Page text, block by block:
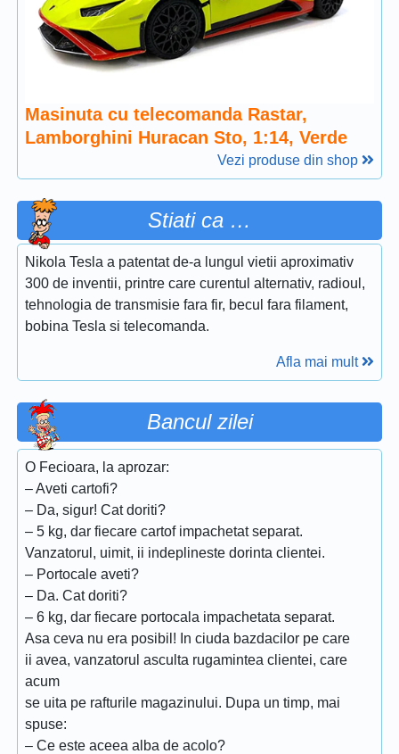
Masinuta cu telecomanda Rastar,
Lamborghini Huracan Sto, 1:14, Verde
Vezi produse din shop
Stiati ca …
Nikola Tesla a patentat de-a lungul vietii aproximativ
300 de inventii, printre care curentul alternativ, radioul,
tehnologia de transmisie fara fir, becul fara filament,
bobina Tesla si telecomanda.
Afla mai mult
Bancul zilei
O Fecioara, la aprozar:
– Aveti cartofi?
– Da, sigur! Cat doriti?
– 5 kg, dar fiecare cartof impachetat separat.
Vanzatorul, uimit, ii indeplineste dorinta clientei.
– Portocale aveti?
– Da. Cat doriti?
– 6 kg, dar fiecare portocala impachetata separat.
Asa ceva nu era posibil! In ciuda bazdacilor pe care
ii avea, vanzatorul asculta rugamintea clientei, care
acum
se uita pe rafturile magazinului. Dupa un timp, mai
spuse:
– Ce este aceea alba de acolo?